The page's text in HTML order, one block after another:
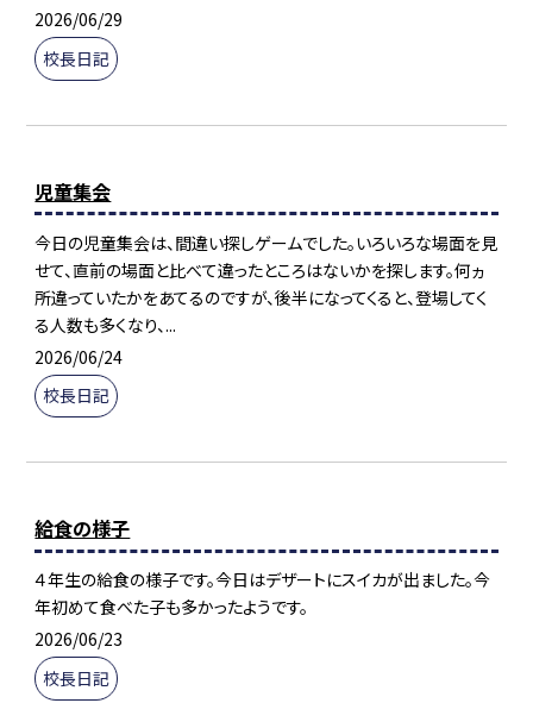
2026/06/29
校長日記
児童集会
今日の児童集会は、間違い探しゲームでした。いろいろな場面を見
せて、直前の場面と比べて違ったところはないかを探します。何ヵ
所違っていたかをあてるのですが、後半になってくると、登場してく
る人数も多くなり、...
2026/06/24
校長日記
給食の様子
４年生の給食の様子です。今日はデザートにスイカが出ました。今
年初めて食べた子も多かったようです。
2026/06/23
校長日記